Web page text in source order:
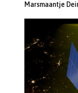
Marsmaantje